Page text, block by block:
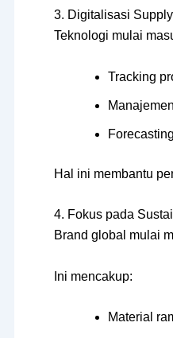
3. Digitalisasi
Teknologi mulai
Tracking
Hal ini membantu
4. Fokus pada
Brand global mulai
Ini mencakup:
Material